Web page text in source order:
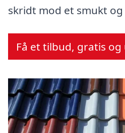
skridt mod et smukt
Få et tilbud, gratis